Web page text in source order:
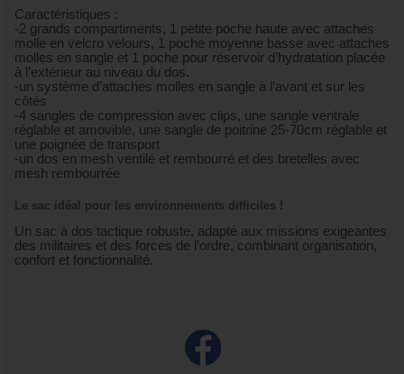
Caractéristiques :
-2 grands compartiments, 1 petite poche haute avec attaches
molle en velcro velours, 1 poche moyenne basse avec attaches
molles en sangle et 1 poche pour réservoir d’hydratation placée
à l’extérieur au niveau du dos.
-un système d’attaches molles en sangle à l’avant et sur les
côtés
-4 sangles de compression avec clips, une sangle ventrale
réglable et amovible, une sangle de poitrine 25-70cm réglable et
une poignée de transport
-un dos en mesh ventilé et rembourré et des bretelles avec
mesh rembourrée
Le sac idéal pour les environnements difficiles !
Un sac à dos tactique robuste, adapté aux missions exigeantes
des militaires et des forces de l’ordre, combinant organisation,
confort et fonctionnalité.